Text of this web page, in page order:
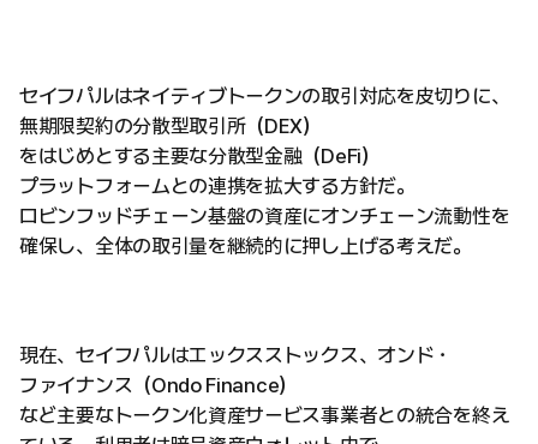
セイフパルはネイティブトークンの取引対応を皮切りに、
無期限契約の分散型取引所（DEX）
をはじめとする主要な分散型金融（DeFi）
プラットフォームとの連携を拡大する方針だ。
ロビンフッドチェーン基盤の資産にオンチェーン流動性を
確保し、全体の取引量を継続的に押し上げる考えだ。
現在、セイフパルはエックスストックス、オンド・
ファイナンス（Ondo Finance）
など主要なトークン化資産サービス事業者との統合を終え